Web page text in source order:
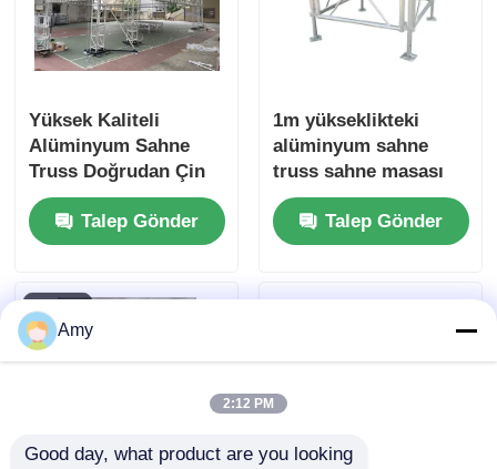
Konser Aydınlatma Kafası
Uçuş kasası
Sahne aydınlatma kelepçesi
Yükselticiler
ikinci el sahne ekipmanları
direct price.
Yüksek Kaliteli
Alüminyum Sahne
Truss Doğrudan Çin
Fabrikası
Guangzhou400*400alüminyum
truss
Talep Gönder
1m yükseklikteki
alüminyum sahne
truss sahne masası
kolay montaj için
tasarlanmış dayanıklı
yapı ve çok yönlü
Talep Gönder
Amy
2:12 PM
Good day, what product are you looking